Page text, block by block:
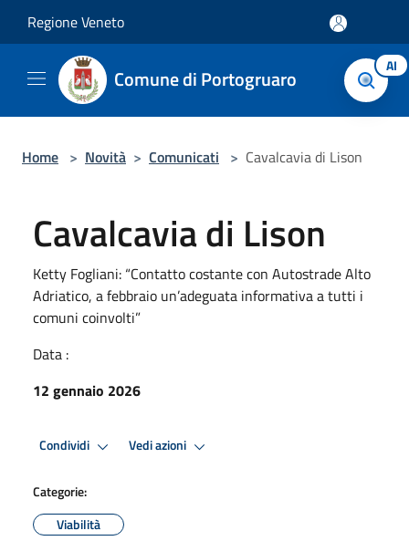
Regione Veneto
Comune di Portogruaro AI
Home > Novità > Comunicati > Cavalcavia di Lison
Cavalcavia di Lison
Ketty Fogliani: “Contatto costante con Autostrade Alto
Adriatico, a febbraio un’adeguata informativa a tutti i
comuni coinvolti”
Data :
12 gennaio 2026
Condividi Vedi azioni
Categorie:
Viabilità